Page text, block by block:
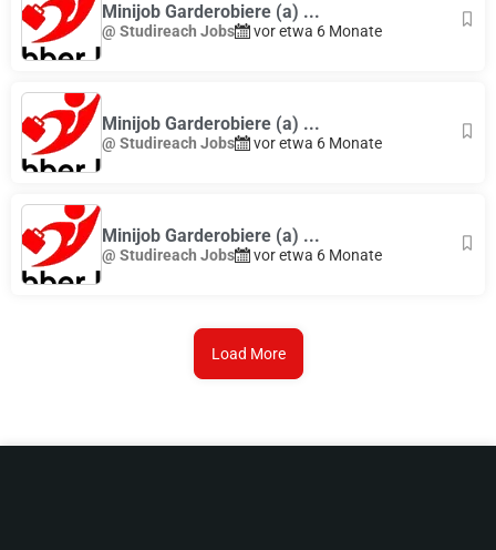
Minijob Garderobiere (a) ...
@ Studireach Jobs vor etwa 6 Monate
Minijob Garderobiere (a) ...
@ Studireach Jobs vor etwa 6 Monate
Minijob Garderobiere (a) ...
@ Studireach Jobs vor etwa 6 Monate
Load More